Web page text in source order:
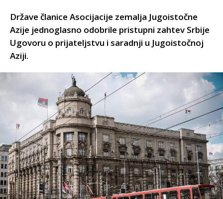
Države članice Asocijacije zemalja Jugoistočne
Azije jednoglasno odobrile pristupni zahtev Srbije
Ugovoru o prijateljstvu i saradnji u Jugoistočnoj
Aziji.